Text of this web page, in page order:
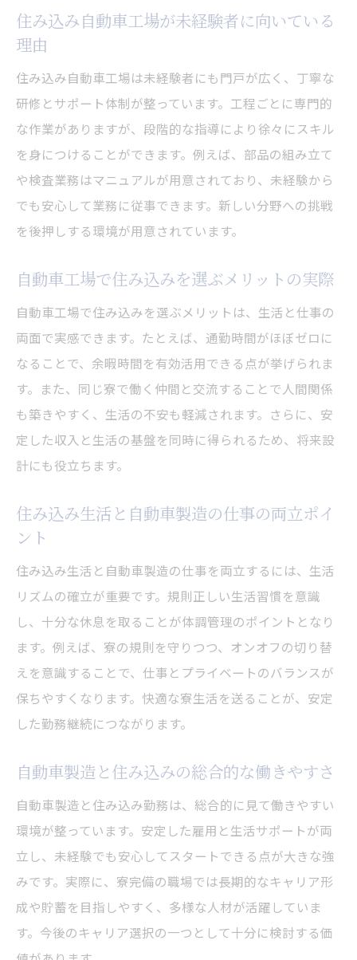
ント
住み込み勤務で効率よく稼ぐ自動車製造の
方法
自動車工場で住み込みを選ぶ収入面の利点
期間工として住み込みを選ぶ働き方の魅力
とは
住み込み期間工が注目される働き方のポイ
ント
住み込み自動車工場で期間工を選ぶ理由と
利点
期間工として住み込みを選ぶ実際の働き方
住み込み勤務と期間工の安定収入の実態
自動車工場のきつさと住み込み生活の実態とは
説
自動車工場で住み込み生活が支える心構え
住み込みで感じる自動車工場の仕事のきつ
さ
自動車工場のきつい現場を住み込みで乗り
越える
住み込み生活と自動車製造のリアルな実体
住み込みならではの自動車工場の労働環境
住み込み勤務ならではの自動車製造のやりがい
を知る
住み込み自動車製造で感じるやりがいの理
由
住み込み勤務が自動車製造の達成感につな
がる訳
住み込み自動車工場が未経験者に向いている
理由
住み込み自動車工場は未経験者にも門戸が広く、丁寧な
研修とサポート体制が整っています。工程ごとに専門的
な作業がありますが、段階的な指導により徐々にスキル
を身につけることができます。例えば、部品の組み立て
や検査業務はマニュアルが用意されており、未経験から
でも安心して業務に従事できます。新しい分野への挑戦
を後押しする環境が用意されています。
自動車工場で住み込みを選ぶメリットの実際
自動車工場で住み込みを選ぶメリットは、生活と仕事の
両面で実感できます。たとえば、通勤時間がほぼゼロに
なることで、余暇時間を有効活用できる点が挙げられま
す。また、同じ寮で働く仲間と交流することで人間関係
も築きやすく、生活の不安も軽減されます。さらに、安
定した収入と生活の基盤を同時に得られるため、将来設
計にも役立ちます。
住み込み生活と自動車製造の仕事の両立ポイ
ント
住み込み生活と自動車製造の仕事を両立するには、生活
リズムの確立が重要です。規則正しい生活習慣を意識
し、十分な休息を取ることが体調管理のポイントとなり
ます。例えば、寮の規則を守りつつ、オンオフの切り替
えを意識することで、仕事とプライベートのバランスが
保ちやすくなります。快適な寮生活を送ることが、安定
した勤務継続につながります。
自動車製造と住み込みの総合的な働きやすさ
自動車製造と住み込み勤務は、総合的に見て働きやすい
環境が整っています。安定した雇用と生活サポートが両
立し、未経験でも安心してスタートできる点が大きな強
みです。実際に、寮完備の職場では長期的なキャリア形
成や貯蓄を目指しやすく、多様な人材が活躍していま
す。今後のキャリア選択の一つとして十分に検討する価